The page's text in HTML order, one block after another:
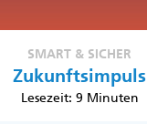
SMART & SICHER
Zukunftsimpuls
Lesezeit: 9 Minuten